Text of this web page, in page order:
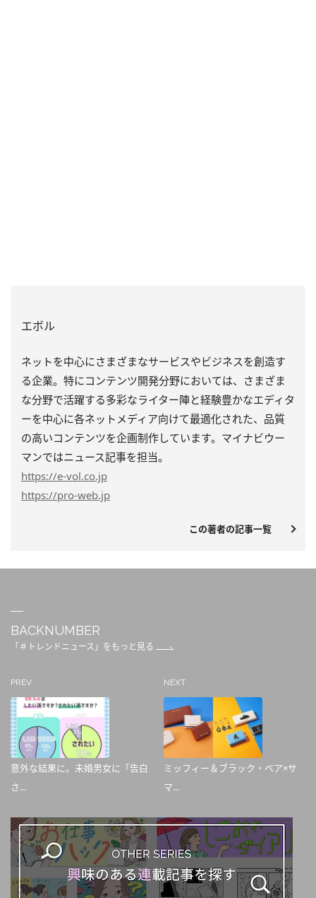
エボル
ネットを中心にさまざまなサービスやビジネスを創造す
る企業。特にコンテンツ開発分野においては、さまざま
な分野で活躍する多彩なライター陣と経験豊かなエディタ
ーを中心に各ネットメディア向けて最適化された、品質
の高いコンテンツを企画制作しています。マイナビウー
マンではニュース記事を担当。
https://e-vol.co.jp
https://pro-web.jp
この著者の記事一覧
BACKNUMBER
「＃トレンドニュース」をもっと見る
PREV
意外な結果に。未婚男女に「告白
さ...
NEXT
ミッフィー＆ブラック・ベア×サ
マ...